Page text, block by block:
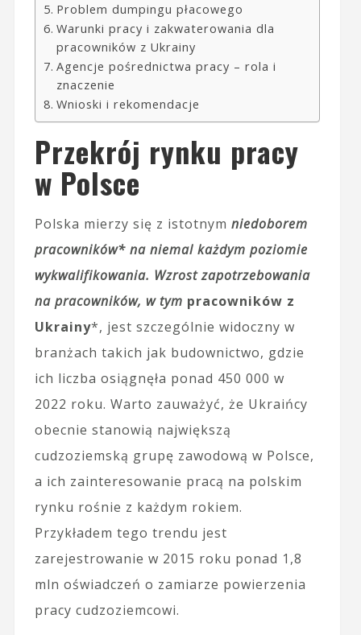
Problem dumpingu płacowego
Warunki pracy i zakwaterowania dla
pracowników z Ukrainy
Agencje pośrednictwa pracy – rola i
znaczenie
Wnioski i rekomendacje
Przekrój rynku pracy
w Polsce
Polska mierzy się z istotnym niedoborem
pracowników* na niemal każdym poziomie
wykwalifikowania. Wzrost zapotrzebowania
na pracowników, w tym pracowników z
Ukrainy*, jest szczególnie widoczny w
branżach takich jak budownictwo, gdzie
ich liczba osiągnęła ponad 450 000 w
2022 roku. Warto zauważyć, że Ukraińcy
obecnie stanowią największą
cudzoziemską grupę zawodową w Polsce,
a ich zainteresowanie pracą na polskim
rynku rośnie z każdym rokiem.
Przykładem tego trendu jest
zarejestrowanie w 2015 roku ponad 1,8
mln oświadczeń o zamiarze powierzenia
pracy cudzoziemcowi.